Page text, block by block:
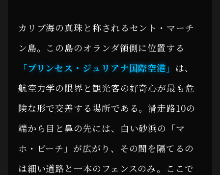
カリブ海の真珠と称されるセント・マーチ
ン島。この島のオランダ領側に位置する
「プリンセス・ジュリアナ国際空港」 は、
航空力学の限界と観光客の好奇心が最も危
険な形で交差する場所である。滑走路10の
端から目と鼻の先には、白い砂浜の「マ
ホ・ビーチ」が広がり、その間を隔てるの
は細い道路と一本のフェンスのみ。ここで